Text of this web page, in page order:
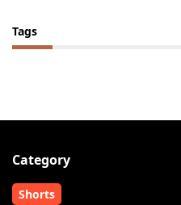
Tags
Category
Shorts